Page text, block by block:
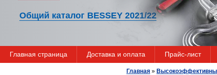
Общий каталог BESSEY 2021/22
Главная страница Доставка и оплата Прайс-лист
Главная »